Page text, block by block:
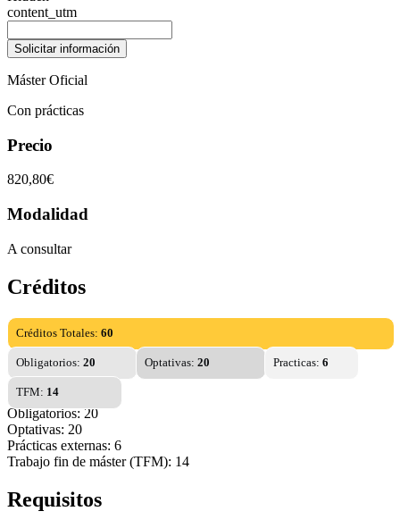
content_utm
Máster Oficial
Con prácticas
Precio
820,80€
Modalidad
A consultar
Créditos
Créditos Totales: 60
Obligatorios: 20 Optativas: 20 Practicas: 6
TFM: 14
Obligatorios: 20
Optativas: 20
Prácticas externas: 6
Trabajo fin de máster (TFM): 14
Requisitos